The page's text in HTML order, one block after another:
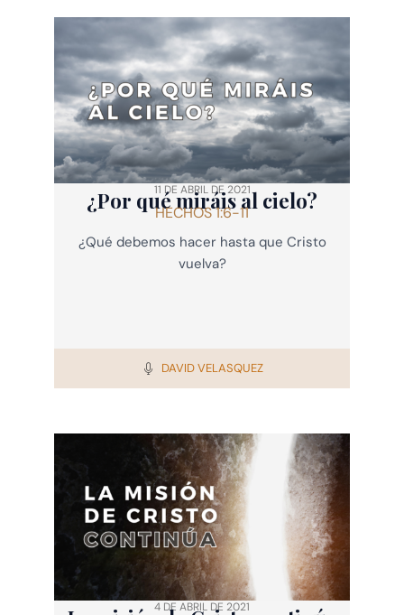
11 DE ABRIL DE 2021
¿Por qué miráis al cielo?
HECHOS 1:6-11
¿Qué debemos hacer hasta que Cristo
vuelva?
DAVID VELASQUEZ
4 DE ABRIL DE 2021